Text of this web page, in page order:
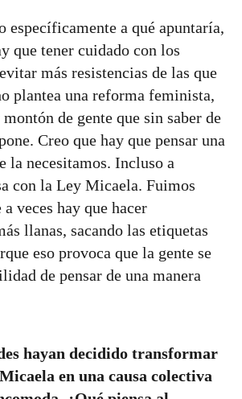
específicamente a qué apuntaría,
que tener cuidado con los
más resistencias de las que
plantea una reforma feminista,
de gente que sin saber de
Creo que hay que pensar una
la necesitamos. Incluso a
con la Ley Micaela. Fuimos
veces hay que hacer
llanas, sacando las etiquetas
eso provoca que la gente se
de pensar de una manera
hayan decidido transformar
en una causa colectiva